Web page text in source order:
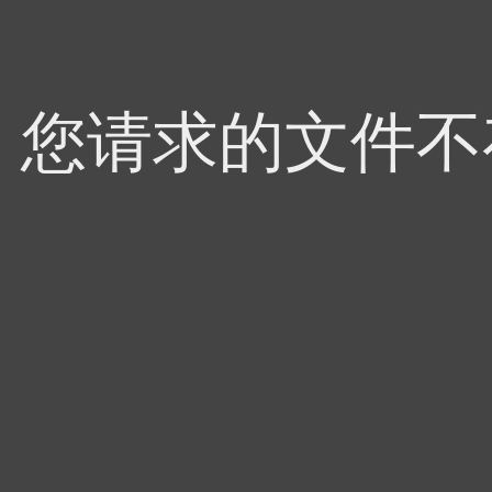
您请求的文件